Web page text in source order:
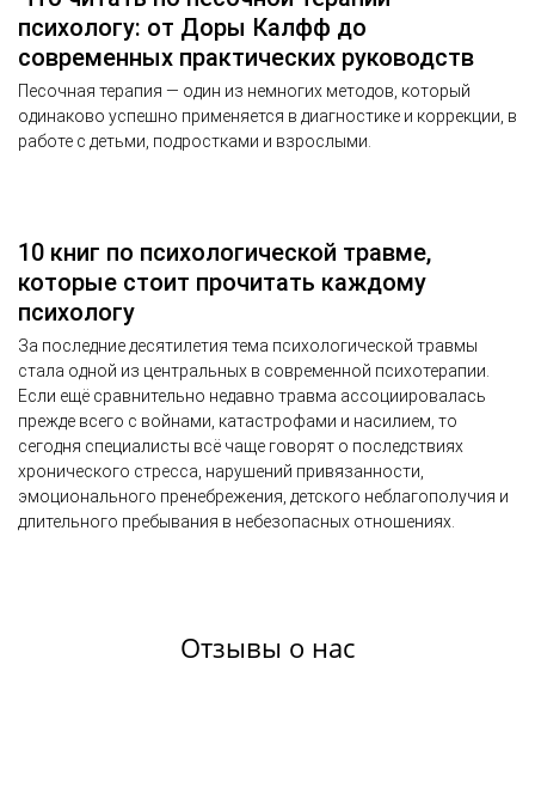
психологу: от Доры Калфф до
современных практических руководств
Песочная терапия — один из немногих методов, который
одинаково успешно применяется в диагностике и коррекции, в
работе с детьми, подростками и взрослыми.
10 книг по психологической травме,
которые стоит прочитать каждому
психологу
За последние десятилетия тема психологической травмы
стала одной из центральных в современной психотерапии.
Если ещё сравнительно недавно травма ассоциировалась
прежде всего с войнами, катастрофами и насилием, то
сегодня специалисты всё чаще говорят о последствиях
хронического стресса, нарушений привязанности,
эмоционального пренебрежения, детского неблагополучия и
длительного пребывания в небезопасных отношениях.
Отзывы о нас